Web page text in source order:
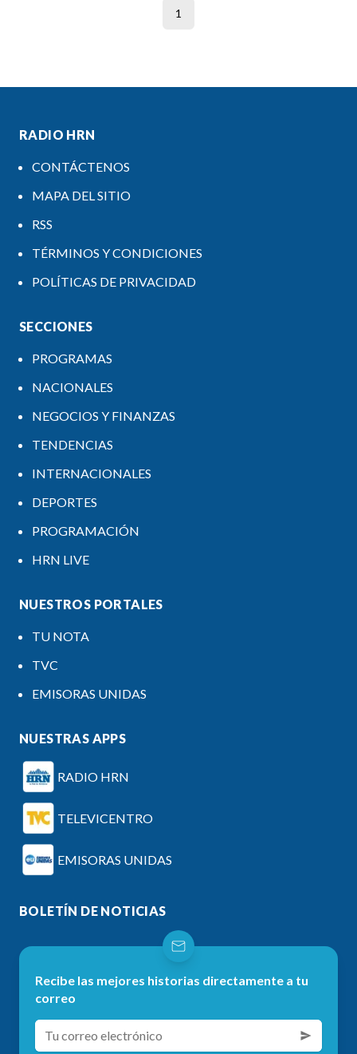
1
RADIO HRN
CONTÁCTENOS
MAPA DEL SITIO
RSS
TÉRMINOS Y CONDICIONES
POLÍTICAS DE PRIVACIDAD
SECCIONES
PROGRAMAS
NACIONALES
NEGOCIOS Y FINANZAS
TENDENCIAS
INTERNACIONALES
DEPORTES
PROGRAMACIÓN
HRN LIVE
NUESTROS PORTALES
TU NOTA
TVC
EMISORAS UNIDAS
NUESTRAS APPS
RADIO HRN
TELEVICENTRO
EMISORAS UNIDAS
BOLETÍN DE NOTICIAS
Recibe las mejores historias directamente a tu
correo